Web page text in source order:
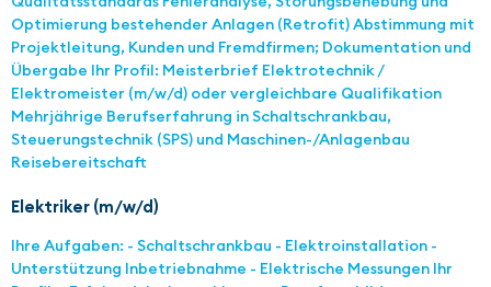
Optimierung bestehender Anlagen (Retrofit) Abstimmung mit
Projektleitung, Kunden und Fremdfirmen; Dokumentation und
Übergabe Ihr Profil: Meisterbrief Elektrotechnik /
Elektromeister (m/w/d) oder vergleichbare Qualifikation
Mehrjährige Berufserfahrung in Schaltschrankbau,
Steuerungstechnik (SPS) und Maschinen-/Anlagenbau
Reisebereitschaft
Elektriker (m/w/d)
Ihre Aufgaben: - Schaltschrankbau - Elektroinstallation -
Unterstützung Inbetriebnahme - Elektrische Messungen Ihr